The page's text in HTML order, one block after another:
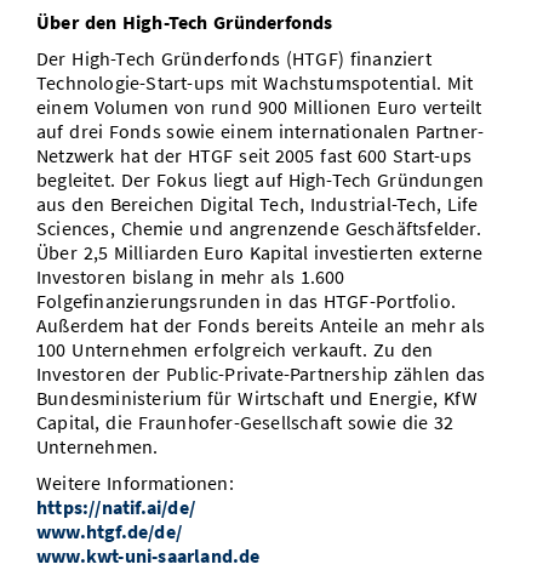
Über den High-Tech Gründerfonds
Der High-Tech Gründerfonds (HTGF) finanziert
Technologie-Start-ups mit Wachstumspotential. Mit
einem Volumen von rund 900 Millionen Euro verteilt
auf drei Fonds sowie einem internationalen Partner-
Netzwerk hat der HTGF seit 2005 fast 600 Start-ups
begleitet. Der Fokus liegt auf High-Tech Gründungen
aus den Bereichen Digital Tech, Industrial-Tech, Life
Sciences, Chemie und angrenzende Geschäftsfelder.
Über 2,5 Milliarden Euro Kapital investierten externe
Investoren bislang in mehr als 1.600
Folgefinanzierungsrunden in das HTGF-Portfolio.
Außerdem hat der Fonds bereits Anteile an mehr als
100 Unternehmen erfolgreich verkauft. Zu den
Investoren der Public-Private-Partnership zählen das
Bundesministerium für Wirtschaft und Energie, KfW
Capital, die Fraunhofer-Gesellschaft sowie die 32
Unternehmen.
Weitere Informationen:
https://natif.ai/de/
www.htgf.de/de/
www.kwt-uni-saarland.de